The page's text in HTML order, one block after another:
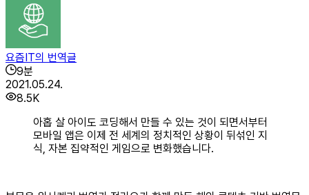
요즘IT의 번역글
9분
2021.05.24.
8.5K
아홉 살 아이도 코딩해서 만들 수 있는 것이 되면서부터
모바일 앱은 이제 전 세계의 정치적인 상황이 뒤섞인 지
식, 자본 집약적인 게임으로 변화했습니다.